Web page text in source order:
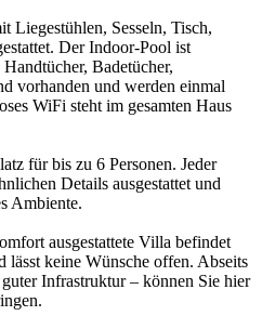
Liegestühlen, Sesseln, Tisch,
Der Indoor-Pool ist
Badetücher,
vorhanden und werden einmal
WiFi steht im gesamten Haus
für bis zu 6 Personen. Jeder
Details ausgestattet und
Ambiente.
ausgestattete Villa befindet
lässt keine Wünsche offen. Abseits
Infrastruktur – können Sie hier